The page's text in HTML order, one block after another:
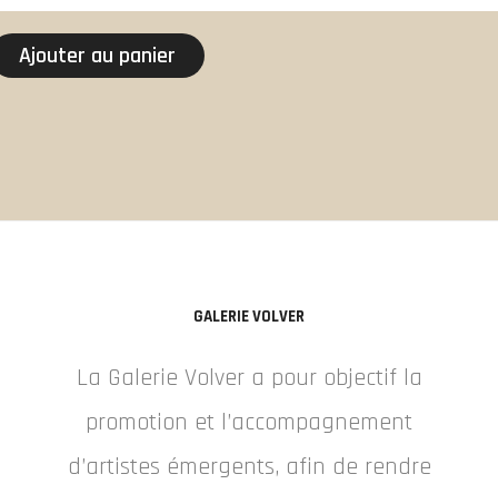
Ajouter au panier
GALERIE VOLVER
La Galerie Volver a pour objectif la
promotion et l’accompagnement
d’artistes émergents, afin de rendre